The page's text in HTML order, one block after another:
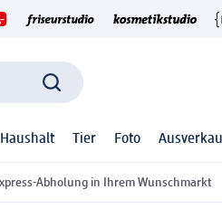
Haushalt Tier Foto
Abholung in Ihrem Wunschmarkt